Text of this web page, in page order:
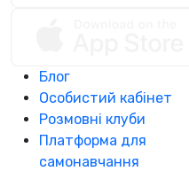
Блог
Особистий кабінет
Розмовні клуби
Платформа для
самонавчання